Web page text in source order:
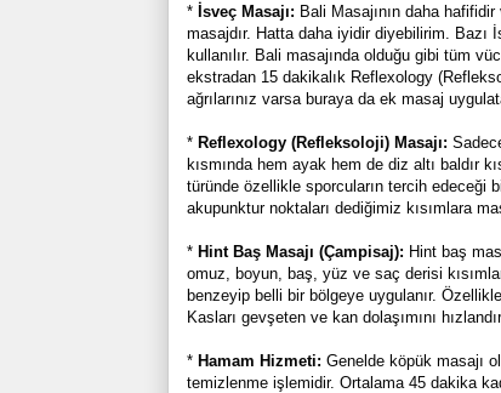
* İsveç Masajı: Bali Masajının daha
masajdır. Hatta daha iyidir diyebilirim. Bazı
kullanılır. Bali masajında olduğu gibi tüm
ekstradan 15 dakikalık Reflexology
ağrılarınız varsa buraya da ek masaj
* Reflexology (Refleksoloji) Masajı:
kısmında hem ayak hem de diz altı baldır
türünde özellikle sporcuların tercih edeceği
akupunktur noktaları dediğimiz kısımlara
* Hint Baş Masajı (Çampisaj): Hint baş
omuz, boyun, baş, yüz ve saç derisi
benzeyip belli bir bölgeye uygulanır.
Kasları gevşeten ve kan dolaşımını
* Hamam Hizmeti: Genelde köpük masajı
temizlenme işlemidir. Ortalama 45 dakika